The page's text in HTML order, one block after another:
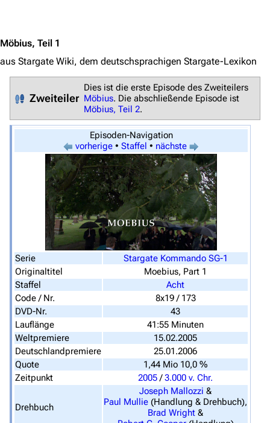
3638 2133
Navigation
Hauptseite
Von A bis Z
Zufälliger Artikel
Spezialseiten
Datei hochladen
Filme und Serien
Stargate SG-1
Stargate Atlantis
Stargate Universe
Stargate Origins
Möbius, Teil 1
aus Stargate Wiki, dem deutschsprachigen Stargate-Lexikon
Zweiteiler
Dies ist die erste Episode des Zweiteilers
Möbius. Die abschließende Episode ist
Möbius, Teil 2.
Episoden-Navigation
vorherige • Staffel • nächste
Serie
Stargate Kommando SG-1
Originaltitel
Moebius, Part 1
Staffel
Acht
Code / Nr.
8x19 / 173
DVD-Nr.
43
Lauflänge
41:55 Minuten
Weltpremiere
15.02.2005
Deutschlandpremiere
25.01.2006
Quote
1,44 Mio 10,0 %
Zeitpunkt
2005 /3.000 v. Chr.
Drehbuch
Joseph Mallozzi &
Paul Mullie (Handlung & Drehbuch),
Brad Wright &